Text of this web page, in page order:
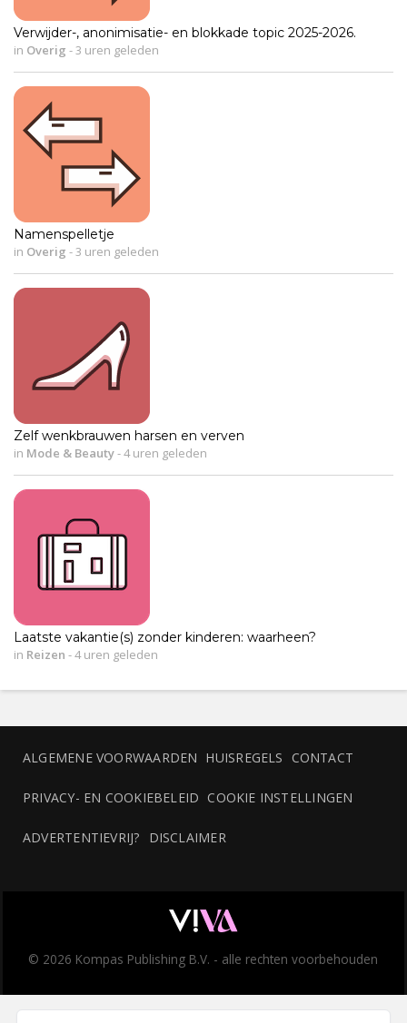
Verwijder-, anonimisatie- en blokkade topic 2025-2026.
in Overig -3 uren geleden
Namenspelletje
in Overig -3 uren geleden
Zelf wenkbrauwen harsen en verven
in Mode & Beauty-4 uren geleden
Laatste vakantie(s) zonder kinderen: waarheen?
in Reizen -4 uren geleden
ALGEMENE VOORWAARDEN HUISREGELS CONTACT
PRIVACY- EN COOKIEBELEID COOKIE INSTELLINGEN
ADVERTENTIEVRIJ? DISCLAIMER
© 2026 Kompas Publishing B.V. - alle rechten voorbehouden